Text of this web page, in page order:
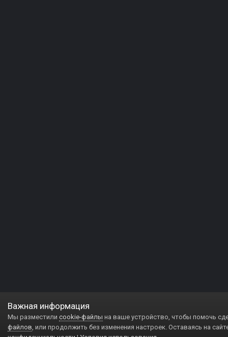
Важная информация
Мы разместили cookie-файлы на ваше устройство, чтобы помочь
файлов, или продолжить без изменения настроек. Оставаясь на